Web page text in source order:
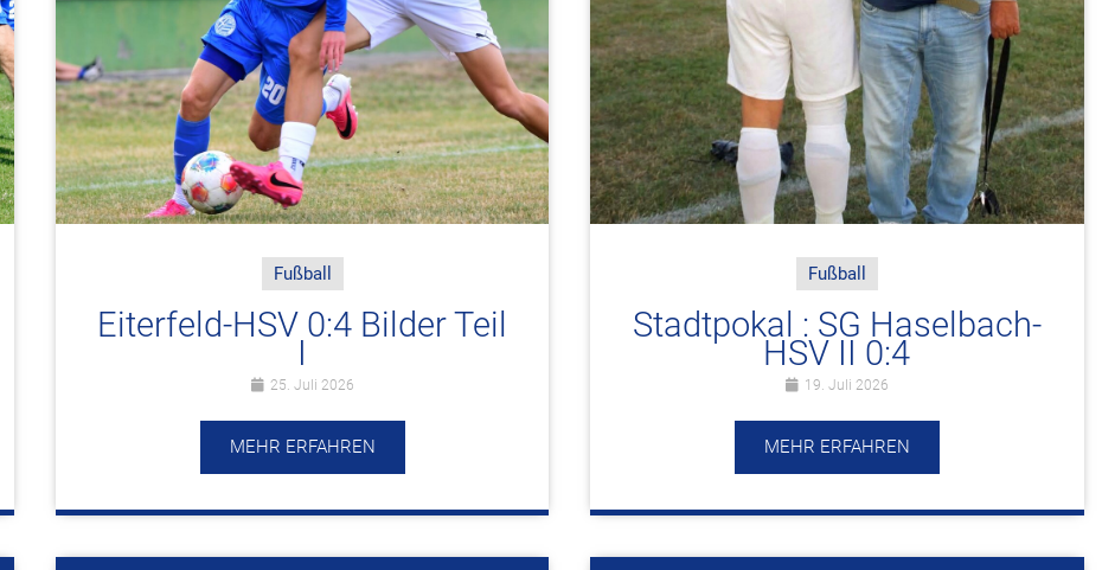
Fußball
Eiterfeld-HSV 0:4 Bilder Teil
25. Juli 2026
MEHR ERFAHREN
Fußball
Stadtpokal : SG Haselbach-
HSV II 0:4
19. Juli 2026
MEHR ERFAHREN